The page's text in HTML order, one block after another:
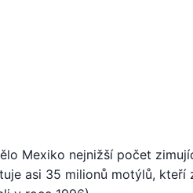
Mexiko nejnižší počet
asi 35 milionů motýlů,